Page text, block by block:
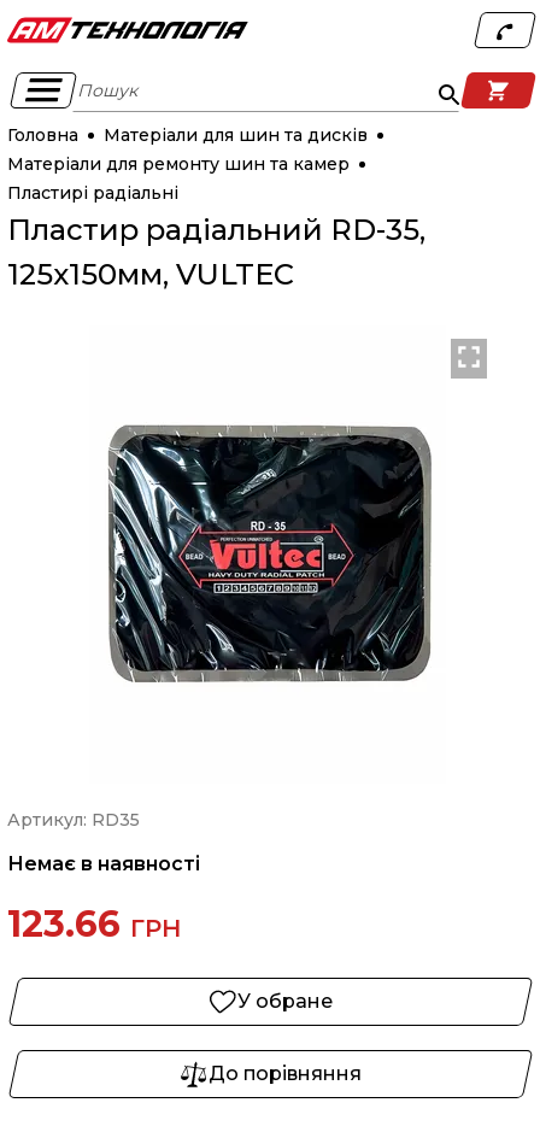
Пошук
Головна
Матеріали для шин та дисків
Матеріали для ремонту шин та камер
Пластирі радіальні
Пластир радіальний RD-35,
125х150мм, VULTEC
Артикул: RD35
Немає в наявності
123.66 ГРН
У обране
До порівняння